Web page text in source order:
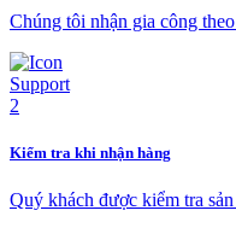
Chúng tôi nhận gia công
Kiểm tra khi nhận hàng
Quý khách được kiểm tra